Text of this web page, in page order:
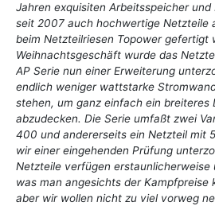
Jahren exquisiten Arbeitsspeicher
seit 2007 auch hochwertige Netzteile
beim Netzteilriesen Topower gefertigt
Weihnachtsgeschäft wurde das
AP Serie nun einer Erweiterung
endlich weniger wattstarke
stehen, um ganz einfach ein breiteres
abzudecken. Die Serie umfaßt zwei
400 und andererseits ein Netzteil mit
wir einer eingehenden Prüfung
Netzteile verfügen erstaunlicherweise
was man angesichts der Kampfpreise
aber wir wollen nicht zu viel vorweg